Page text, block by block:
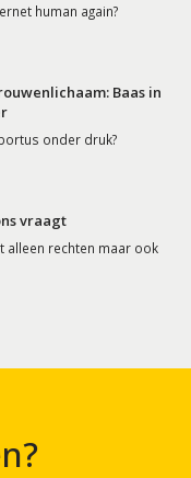
human again?
Baas in
onder druk?
vraagt
alleen rechten maar ook